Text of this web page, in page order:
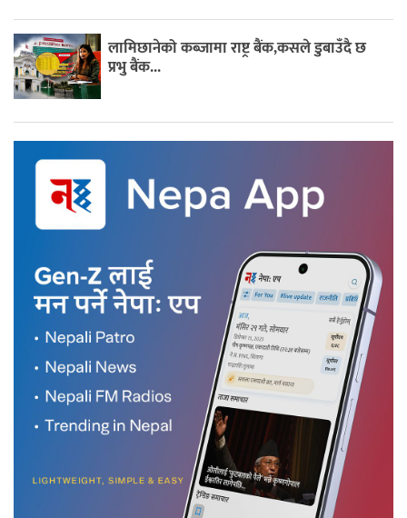
लामिछानेको कब्जामा राष्ट्र बैंक,कसले डुबाउँदै छ
प्रभु बैंक...